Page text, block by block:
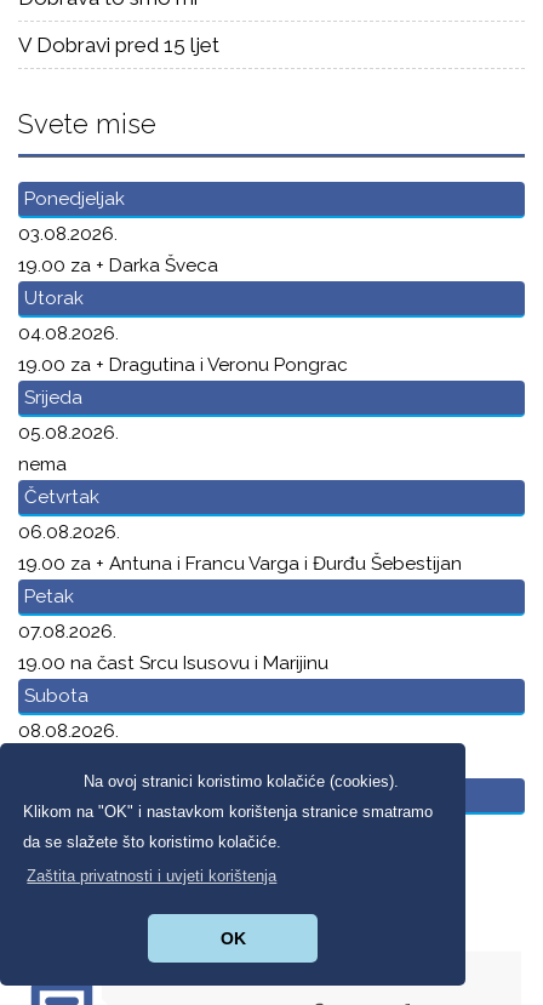
Na ovoj stranici koristimo kolačiće (cookies).
Klikom na "OK" i nastavkom korištenja stranice smatramo
da se slažete što koristimo kolačiće.
Zaštita privatnosti i uvjeti korištenja
OK
V Dobravi pred 15 ljet
Svete mise
Ponedjeljak
03.08.2026.
19.00 za + Darka Šveca
Utorak
04.08.2026.
19.00 za + Dragutina i Veronu Pongrac
Srijeda
05.08.2026.
nema
Četvrtak
06.08.2026.
19.00 za + Antuna i Francu Varga i Đurđu Šebestijan
Petak
07.08.2026.
19.00 na čast Srcu Isusovu i Marijinu
Subota
08.08.2026.
09.08.2026.